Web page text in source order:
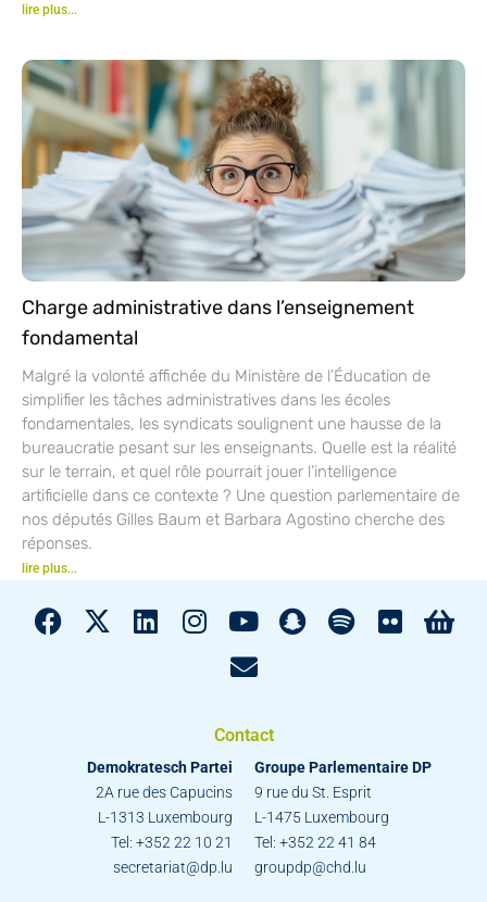
lire plus...
Charge administrative dans l’enseignement
fondamental
Malgré la volonté affichée du Ministère de l’Éducation de
simplifier les tâches administratives dans les écoles
fondamentales, les syndicats soulignent une hausse de la
bureaucratie pesant sur les enseignants. Quelle est la réalité
sur le terrain, et quel rôle pourrait jouer l’intelligence
artificielle dans ce contexte ? Une question parlementaire de
nos députés Gilles Baum et Barbara Agostino cherche des
réponses.
lire plus...
Contact
Demokratesch Partei
2A rue des Capucins
L-1313 Luxembourg
Tel: +352 22 10 21
secretariat@dp.lu
Groupe Parlementaire DP
9 rue du St. Esprit
L-1475 Luxembourg
Tel: +352 22 41 84
groupdp@chd.lu